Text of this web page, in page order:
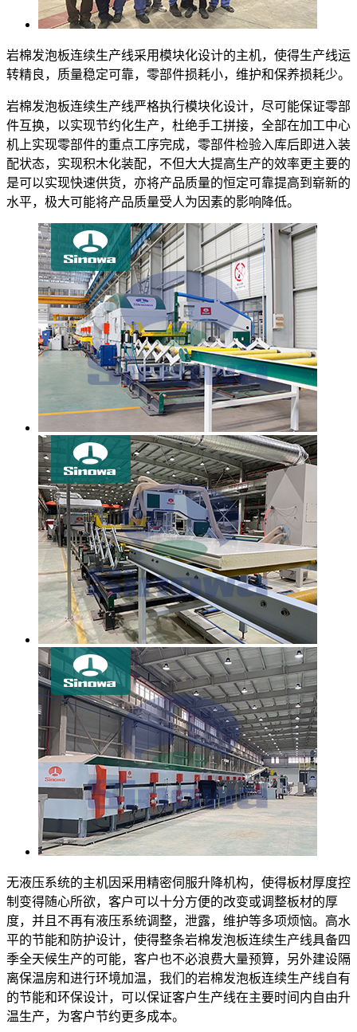
岩棉发泡板连续生产线采用模块化设计的主机，使得生产线运
转精良，质量稳定可靠，零部件损耗小，维护和保养损耗少。
岩棉发泡板连续生产线严格执行模块化设计，尽可能保证零部
件互换，以实现节约化生产，杜绝手工拼接，全部在加工中心
机上实现零部件的重点工序完成，零部件检验入库后即进入装
配状态，实现积木化装配，不但大大提高生产的效率更主要的
是可以实现快速供货，亦将产品质量的恒定可靠提高到崭新的
水平，极大可能将产品质量受人为因素的影响降低。
无液压系统的主机因采用精密伺服升降机构，使得板材厚度控
制变得随心所欲，客户可以十分方便的改变或调整板材的厚
度，并且不再有液压系统调整，泄露，维护等多项烦恼。高水
平的节能和防护设计，使得整条岩棉发泡板连续生产线具备四
季全天候生产的可能，客户也不必浪费大量预算，另外建设隔
离保温房和进行环境加温，我们的岩棉发泡板连续生产线自有
的节能和环保设计，可以保证客户生产线在主要时间内自由升
温生产，为客户节约更多成本。